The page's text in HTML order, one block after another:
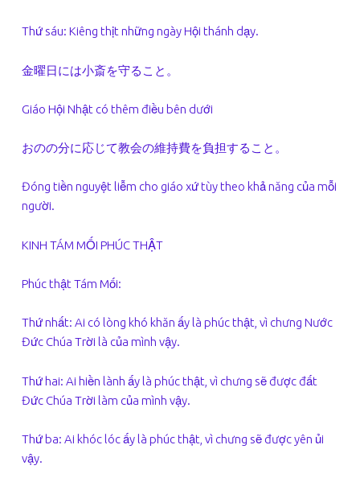
Thứ sáu: Kiêng thịt những ngày Hội thánh dạy.
金曜日には小斎を守ること。
Giáo Hội Nhật có thêm điều bên dưới
おのの分に応じて教会の維持費を負担すること。
Đóng tiền nguyệt liễm cho giáo xứ tùy theo khả năng của mỗi
người.
KINH TÁM MỐI PHÚC THẬT
Phúc thật Tám Mối:
Thứ nhất: Ai có lòng khó khăn ấy là phúc thật, vì chưng Nước
Đức Chúa Trời là của mình vậy.
Thứ hai: Ai hiền lành ấy là phúc thật, vì chưng sẽ được đất
Đức Chúa Trời làm của mình vậy.
Thứ ba: Ai khóc lóc ấy là phúc thật, vì chưng sẽ được yên ủi
vậy.